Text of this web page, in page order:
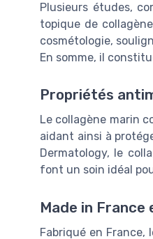
Plusieurs études,
topique de
cosmétologie,
En somme, il
Propriétés
Le collagène marin
aidant ainsi à
Dermatology, le
font un soin idéal
Made in France
Fabriqué en France,